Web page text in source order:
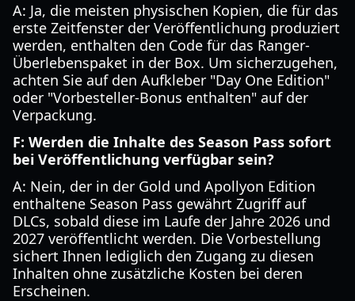
A: Ja, die meisten physischen Kopien, die für das
erste Zeitfenster der Veröffentlichung produziert
werden, enthalten den Code für das Ranger-
Überlebenspaket in der Box. Um sicherzugehen,
achten Sie auf den Aufkleber "Day One Edition"
oder "Vorbesteller-Bonus enthalten" auf der
Verpackung.
F: Werden die Inhalte des Season Pass sofort
bei Veröffentlichung verfügbar sein?
A: Nein, der in der Gold und Apollyon Edition
enthaltene Season Pass gewährt Zugriff auf
DLCs, sobald diese im Laufe der Jahre 2026 und
2027 veröffentlicht werden. Die Vorbestellung
sichert Ihnen lediglich den Zugang zu diesen
Inhalten ohne zusätzliche Kosten bei deren
Erscheinen.